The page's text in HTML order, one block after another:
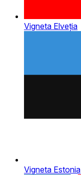
Vigneta Elveția
Vigneta Estonia